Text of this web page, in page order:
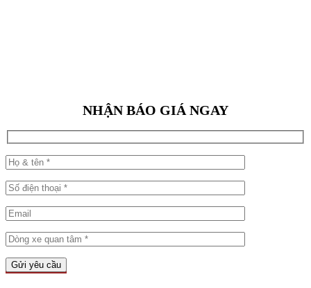
NHẬN BÁO GIÁ NGAY